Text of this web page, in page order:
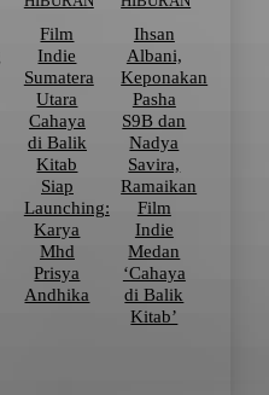
Film
Indie
Sumatera
Utara
Cahaya
di Balik
Kitab
Siap
Launching:
Karya
Mhd
Prisya
Andhika
Ihsan
Albani,
Keponakan
Pasha
S9B dan
Nadya
Savira,
Ramaikan
Film
Indie
Medan
‘Cahaya
di Balik
Kitab’